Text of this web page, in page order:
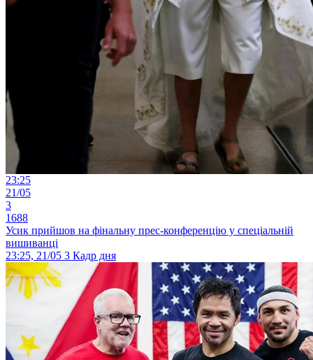
23:25
21/05
3
1688
Усик прийшов на фінальну прес-конференцію у спеціальній
вишиванці
23:25, 21/05 3 Кадр дня